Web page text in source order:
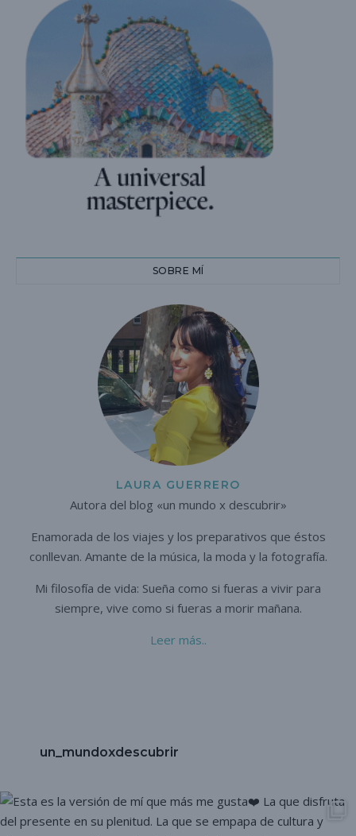
SOBRE MÍ
LAURA GUERRERO
Autora del blog «un mundo x descubrir»
Enamorada de los viajes y los preparativos que éstos
conllevan. Amante de la música, la moda y la fotografía.
Mi filosofía de vida: Sueña como si fueras a vivir para
siempre, vive como si fueras a morir mañana.
Leer más..
un_mundoxdescubrir